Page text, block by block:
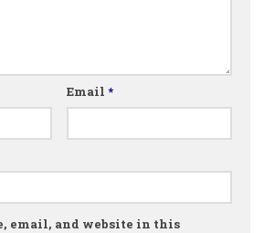
Email *
email, and website in this